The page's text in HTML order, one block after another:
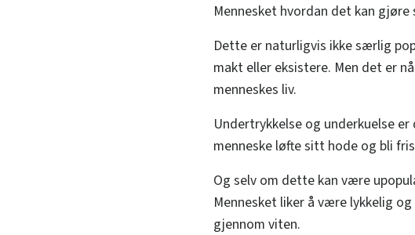
Mennesket hvordan det kan
Dette er naturligvis ikke særlig
makt eller eksistere. Men det er
menneskes liv.
Undertrykkelse og underkuelse
menneske løfte sitt hode og bli
Og selv om dette kan være
Mennesket liker å være lykkelig
gjennom viten.